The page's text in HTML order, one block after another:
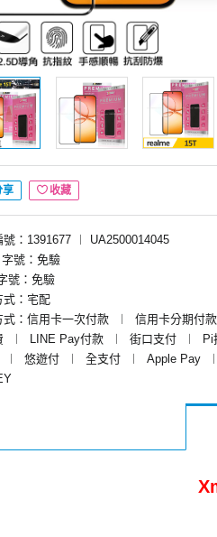
享 收藏
號：1391677 ︱
UA2500014045
號：免驗
號：免驗
式：宅配
式：信用卡一次付款
︱ 信用卡分期付款
︱ LINE Pay付款 ︱ 街口支付 ︱ Pi
︱ 悠遊付 ︱ 全支付 ︱ Apple Pay ︱